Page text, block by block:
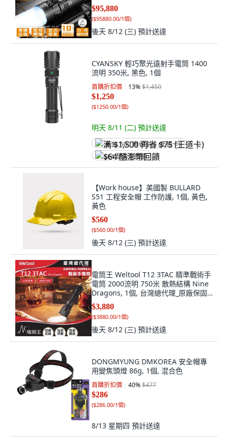
$95,880
($95880.00/1個)
後天 8/12 (三) 預計送達
CYANSKY 輕巧聚光遠射手電筒 1400
流明 350米, 黑色, 1個
首購折扣價 13%$1,450
$1,250
($1250.00/1個)
明天 8/11 (二) 預計送達
满 $1,500 再省 $75 (王道卡)
$64 酷澎幣回饋
【Work house】美國製 BULLARD
S51 工程安全帽 工作防護, 1個, 黃色,
黃色
$560
($560.00/1個)
後天 8/12 (三) 預計送達
電筒王 Weltool T12 3TAC 精準戰術手
電筒 2000流明 750米 散熱結構 Nine
Dragons, 1個, 台灣總代理_原廠保固5
年,中白光
$3,880
($3880.00/1個)
後天 8/12 (三) 預計送達
DONGMYUNG DMKOREA 安全帽專
用變焦頭燈 86g, 1個, 混合色
首購折扣價 40%$477
$286
($286.00/1個)
8/13 星期四 預計送達